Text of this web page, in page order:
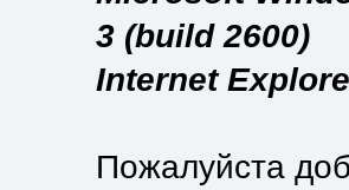
3 (build 2600)
Internet
Пожалуйста